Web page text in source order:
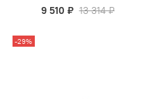
9 510 ₽ 13 314 ₽
-29%